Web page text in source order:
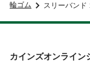
輪ゴム
スリーバンド
カインズオンライン